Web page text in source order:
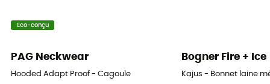
Eco-conçu
PAG Neckwear
Hooded Adapt Proof - Cagoule
Bogner Fire + Ice
Kajus - Bonnet laine